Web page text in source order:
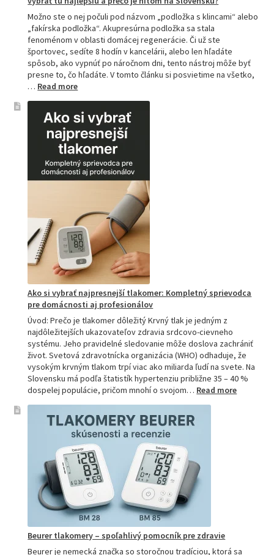
Možno ste o nej počuli pod názvom „podložka s klincami“ alebo
„fakírska podložka“. Akupresúrna podložka sa stala
fenoménom v oblasti domácej regenerácie. Či už ste
športovec, sedíte 8 hodín v kancelárii, alebo len hľadáte
spôsob, ako vypnúť po náročnom dni, tento nástroj môže byť
presne to, čo hľadáte. V tomto článku si posvietime na všetko,
… Read more:
sprievodca
akupresúrnou
podložkou:
Ako
si
vybrať
tú
prečo
je
hitom
na
Slovensku?
Ako si vybrať najpresnejší tlakomer: Kompletný sprievodca
pre domácnosti aj profesionálov
Úvod: Prečo je tlakomer dôležitý Krvný tlak je jedným z
najdôležitejších ukazovateľov zdravia srdcovo-cievneho
systému. Jeho pravidelné sledovanie môže doslova zachrániť
život. Svetová zdravotnícka organizácia (WHO) odhaduje, že
vysokým krvným tlakom trpí viac ako miliarda ľudí na svete. Na
Slovensku má podľa štatistík hypertenziu približne 35 – 40 %
dospelej populácie, pričom mnohí o svojom… Read more:
Beurer tlakomery – spoľahlivý pomocník pre zdravie
Beurer je nemecká značka so storočnou tradíciou, ktorá sa